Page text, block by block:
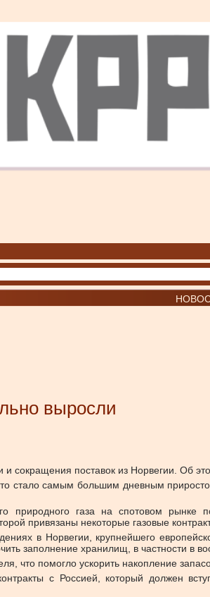
выросли
сокращения поставок из Норвегии. Об
стало самым большим дневным
природного газа на спотовом
привязаны некоторые газовые
в Норвегии, крупнейшего
заполнение хранилищ, в частности в
что помогло ускорить накопление
с Россией, который должен